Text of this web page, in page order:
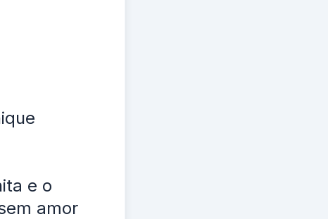
e o
amor